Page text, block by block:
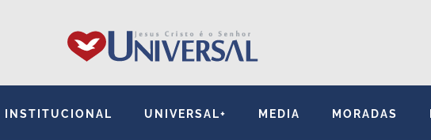
INSTITUCIONAL UNIVERSAL+ MEDIA MORADAS